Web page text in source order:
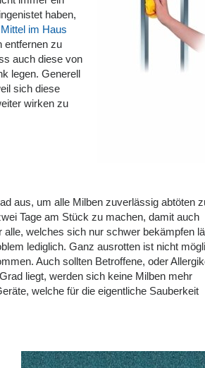
haben,
Mittel im Haus
entfernen zu
auch diese von
legen. Generell
sich diese
wirken zu
aus, um alle Milben zuverlässig abtöten
Tage am Stück zu machen, damit auch
welches sich nur schwer bekämpfen
lediglich. Ganz ausrotten ist nicht
Auch sollten Betroffene, oder
liegt, werden sich keine Milben mehr
welche für die eigentliche Sauberkeit